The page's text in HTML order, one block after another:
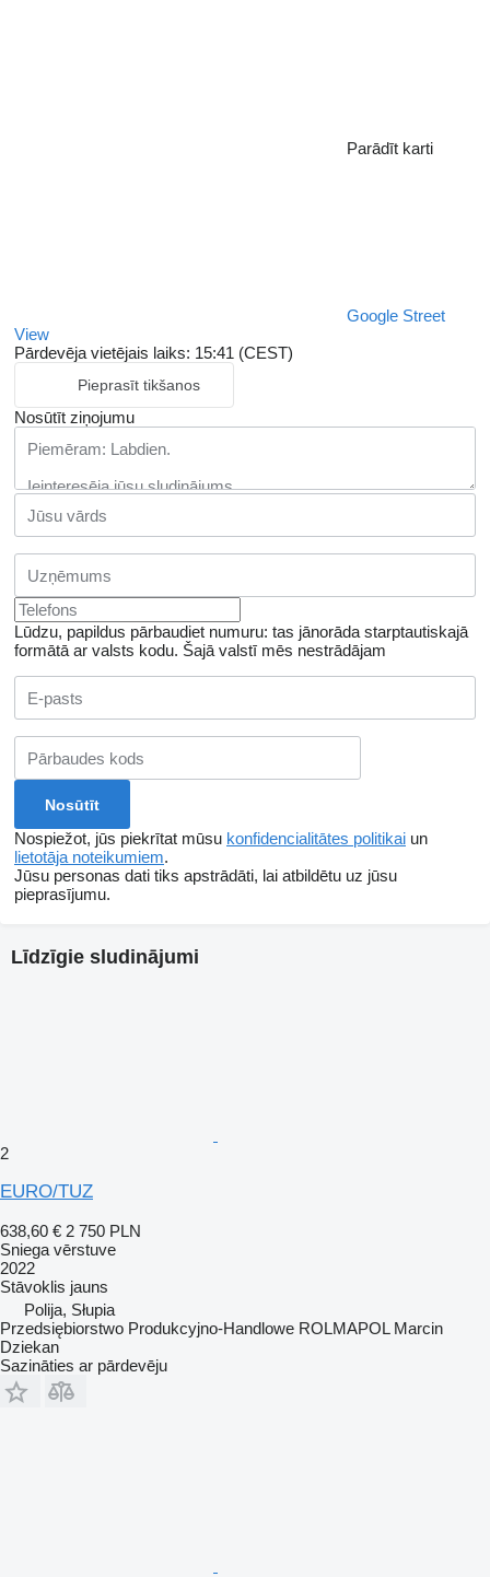
Parādīt karti
Google Street
View
Pārdevēja vietējais laiks: 15:41 (CEST)
Pieprasīt tikšanos
Nosūtīt ziņojumu
Lūdzu, papildus pārbaudiet numuru: tas jānorāda starptautiskajā
formātā ar valsts kodu. Šajā valstī mēs nestrādājam
Nospiežot, jūs piekrītat mūsu konfidencialitātes politikai un
lietotāja noteikumiem.
Jūsu personas dati tiks apstrādāti, lai atbildētu uz jūsu
pieprasījumu.
Līdzīgie sludinājumi
2
EURO/TUZ
638,60 € 2 750 PLN
Sniega vērstuve
2022
Stāvoklis jauns
Polija, Słupia
Przedsiębiorstwo Produkcyjno-Handlowe ROLMAPOL Marcin
Dziekan
Sazināties ar pārdevēju